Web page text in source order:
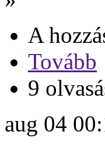
A
Tovább
9
aug 04